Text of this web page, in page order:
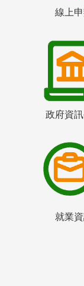
線上
政府資
就業